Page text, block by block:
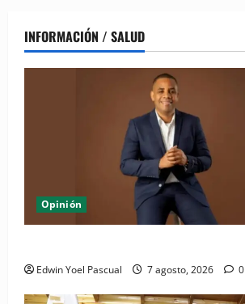
INFORMACIÓN / SALUD
Opinión
Edwin Yoel Pascual 7 agosto, 2026 0